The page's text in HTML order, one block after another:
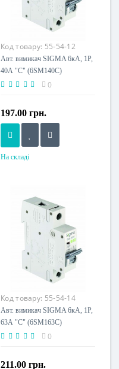
Код товару: 55-54-12
Авт. вимикач SIGMA 6кА, 1Р,
40А "С" (6SM140C)
0
197.00 грн.
На складі
Напруга живлення
Код товару: 55-54-14
Авт. вимикач SIGMA 6кА, 1Р,
63А "С" (6SM163C)
0
211.00 грн.